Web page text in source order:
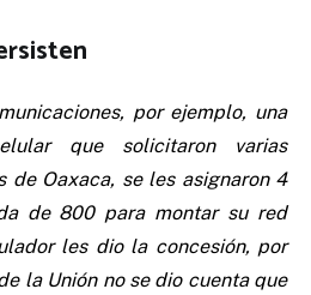
por ejemplo, una
que solicitaron varias
de Oaxaca, se les asignaron 4
de 800 para montar su red
les dio la concesión, por
la Unión no se dio cuenta que